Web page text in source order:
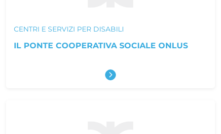
CENTRI E SERVIZI PER DISABILI
IL PONTE COOPERATIVA SOCIALE ONLUS
Scopri di più